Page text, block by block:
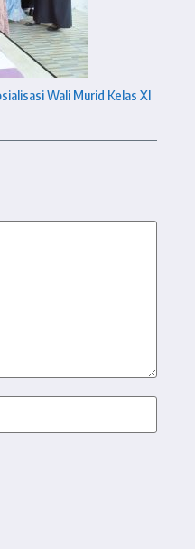
Wali Murid Kelas XI